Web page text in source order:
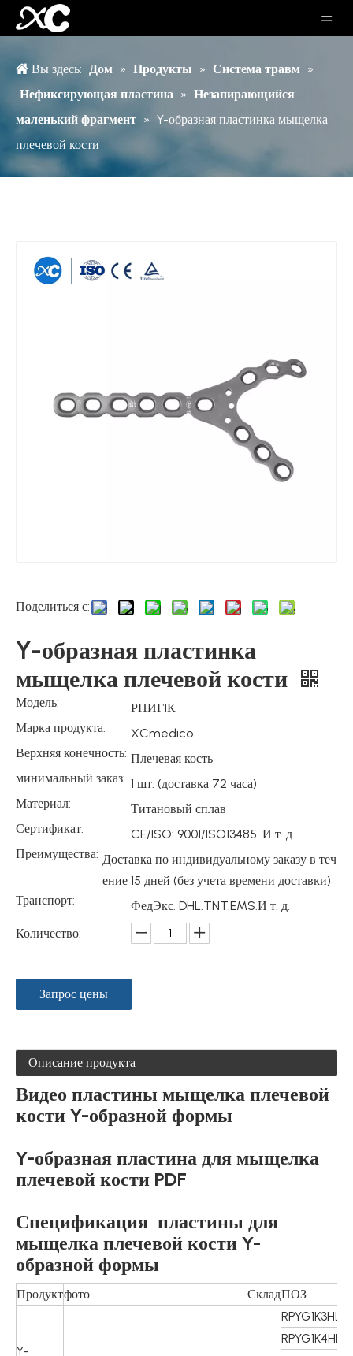
Вы здесь: Дом » Продукты » Система травм »
Нефиксирующая пластина » Незапирающийся
маленький фрагмент » Y-образная пластинка мыщелка
плечевой кости
Поделиться с:
Y-образная пластинка
мыщелка плечевой кости
Модель:
РПИГ1К
Марка продукта:
XCmedico
Верхняя конечность: Плечевая кость
минимальный заказ: 1 шт. (доставка 72 часа)
Материал:
Титановый сплав
Сертификат:
CE/ISO: 9001/ISO13485. И т. д.
Преимущества: Доставка по индивидуальному заказу в теч
ение 15 дней (без учета времени доставки)
Транспорт:
ФедЭкс. DHL.TNT.EMS.И т. д.
Количество:
Запрос цены
Описание продукта
Видео пластины мыщелка плечевой
кости Y-образной формы
Y-образная пластина для мыщелка
плечевой кости PDF
Спецификация пластины для
мыщелка плечевой кости Y-
образной формы
Продуктфото СкладПОЗ.
Y-
RPYG1K3HL
RPYG1K4HL